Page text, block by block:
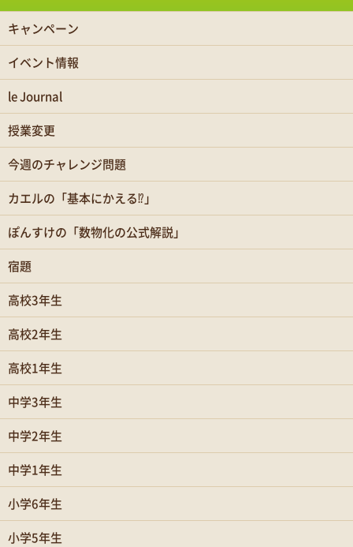
キャンペーン
イベント情報
le Journal
授業変更
今週のチャレンジ問題
カエルの「基本にかえる⁉」
ぽんすけの「数物化の公式解説」
宿題
高校3年生
高校2年生
高校1年生
中学3年生
中学2年生
中学1年生
小学6年生
小学5年生